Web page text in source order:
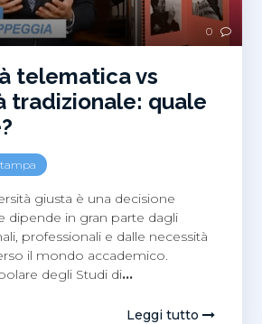
0
telematica vs
tradizionale: quale
giusta è una decisione
dipende in gran parte dagli
professionali e dalle necessità
il mondo accademico.
degli Studi di…
Leggi tutto